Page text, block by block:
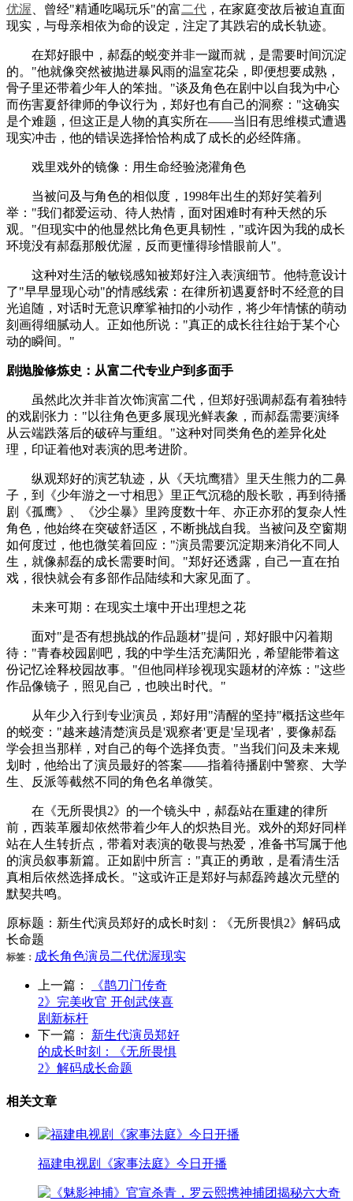
优渥 、曾经"精通吃喝玩乐"的富 二代 ，在家庭变故后被迫直面
现实，与母亲相依为命的设定，注定了其跌宕的成长轨迹。
在郑好眼中，郝磊的蜕变并非一蹴而就，是需要时间沉淀
的。"他就像突然被抛进暴风雨的温室花朵，即便想要成熟，
骨子里还带着少年人的笨拙。"谈及角色在剧中以自我为中心
而伤害夏舒律师的争议行为，郑好也有自己的洞察："这确实
是个难题，但这正是人物的真实所在——当旧有思维模式遭遇
现实冲击，他的错误选择恰恰构成了成长的必经阵痛。
戏里戏外的镜像：用生命经验浇灌角色
当被问及与角色的相似度，1998年出生的郑好笑着列
举："我们都爱运动、待人热情，面对困难时有种天然的乐
观。"但现实中的他显然比角色更具韧性，"或许因为我的成长
环境没有郝磊那般优渥，反而更懂得珍惜眼前人"。
这种对生活的敏锐感知被郑好注入表演细节。他特意设计
了"早早显现心动"的情感线索：在律所初遇夏舒时不经意的目
光追随，对话时无意识摩挲袖扣的小动作，将少年情愫的萌动
刻画得细腻动人。正如他所说："真正的成长往往始于某个心
动的瞬间。"
剧抛脸修炼史：从富二代专业户到多面手
虽然此次并非首次饰演富二代，但郑好强调郝磊有着独特
的戏剧张力："以往角色更多展现光鲜表象，而郝磊需要演绎
从云端跌落后的破碎与重组。"这种对同类角色的差异化处
理，印证着他对表演的思考进阶。
纵观郑好的演艺轨迹，从《天坑鹰猎》里天生熊力的二鼻
子，到《少年游之一寸相思》里正气沉稳的殷长歌，再到待播
剧《孤鹰》、《沙尘暴》里跨度数十年、亦正亦邪的复杂人性
角色，他始终在突破舒适区，不断挑战自我。当被问及空窗期
如何度过，他也微笑着回应："演员需要沉淀期来消化不同人
生，就像郝磊的成长需要时间。"郑好还透露，自己一直在拍
戏，很快就会有多部作品陆续和大家见面了。
未来可期：在现实土壤中开出理想之花
面对"是否有想挑战的作品题材"提问，郑好眼中闪着期
待："青春校园剧吧，我的中学生活充满阳光，希望能带着这
份记忆诠释校园故事。"但他同样珍视现实题材的淬炼："这些
作品像镜子，照见自己，也映出时代。"
从年少入行到专业演员，郑好用"清醒的坚持"概括这些年
的蜕变："越来越清楚演员是'观察者'更是'呈现者'，要像郝磊
学会担当那样，对自己的每个选择负责。"当我们问及未来规
划时，他给出了演员最好的答案——指着待播剧中警察、大学
生、反派等截然不同的角色名单微笑。
在《无所畏惧2》的一个镜头中，郝磊站在重建的律所
前，西装革履却依然带着少年人的炽热目光。戏外的郑好同样
站在人生转折点，带着对表演的敬畏与热爱，准备书写属于他
的演员叙事新篇。正如剧中所言："真正的勇敢，是看清生活
真相后依然选择成长。"这或许正是郑好与郝磊跨越次元壁的
默契共鸣。
原标题：新生代演员郑好的成长时刻：《无所畏惧2》解码成
长命题
标签： 成长角色演员二代优渥现实
上一篇：
《鹊刀门传奇
2》完美收官 开创武侠喜
剧新标杆
下一篇：
新生代演员郑好
的成长时刻：《无所畏惧
2》解码成长命题
相关文章
福建电视剧《家事法庭》今日开播